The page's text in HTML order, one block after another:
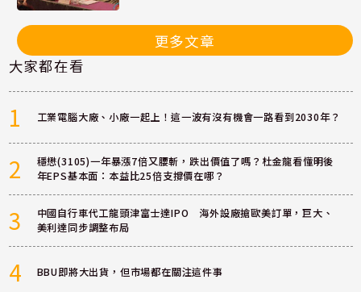
更多文章
大家都在看
1 工業電腦大廠、小廠一起上！這一波有沒有機會一路看到2030年？
2
穩懋(3105)一年暴漲7倍又腰斬，跌出價值了嗎？杜金龍看懂明後
年EPS基本面：本益比25倍支撐價在哪？
3
中國自行車代工龍頭津富士達IPO 海外設廠搶歐美訂單，巨大、
美利達同步調整布局
4 BBU即將大出貨，但市場都在關注這件事